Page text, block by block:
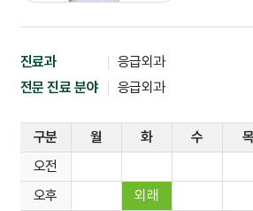
진료과
응급외과
전문 진료 분야
응급외과
구분 월 화 수 목
오전
오후
외래